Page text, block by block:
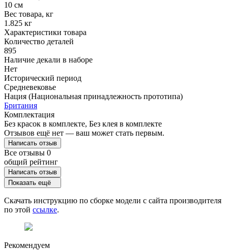
10 см
Вес товара, кг
1.825 кг
Характеристики товара
Количество деталей
895
Наличие декали в наборе
Нет
Исторический период
Средневековье
Нация (Национальная принадлежность прототипа)
Британия
Комплектация
Без красок в комплекте, Без клея в комплекте
Отзывов ещё нет — ваш может стать первым.
Написать отзыв
Все отзывы 0
общий рейтинг
Написать отзыв
Показать ещё
Скачать инструкцию по сборке модели с сайта производителя
по этой ссылке.
Рекомендуем